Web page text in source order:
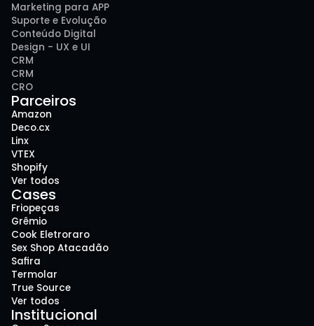
Marketing para APP
Suporte e Evolução
Conteúdo Digital
Design - UX e UI
CRM
CRM
CRO
Parceiros
Amazon
Deco.cx
Linx
VTEX
Shopify
Ver todos
Cases
Friopeças
Grêmio
Cook Eletroraro
Sex Shop Atacadão
Safira
Termolar
True Source
Ver todos
Institucional